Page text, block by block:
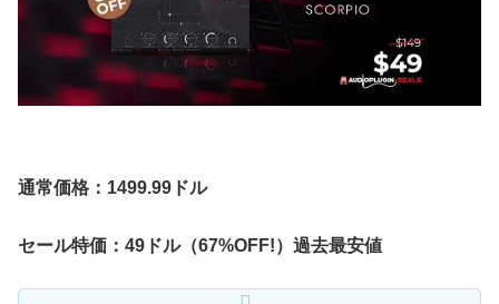
通常価格：1499.99ドル
セール特価：49ドル（67%OFF!）過去最安値